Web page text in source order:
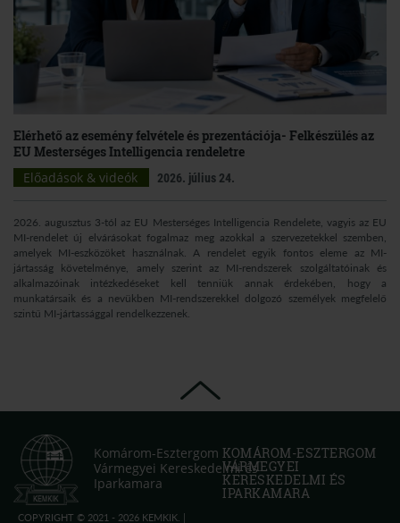
Elérhető az esemény felvétele és prezentációja- Felkészülés az
EU Mesterséges Intelligencia rendeletre
Előadások & videók
2026. július 24.
2026. augusztus 3-tól az EU Mesterséges Intelligencia Rendelete, vagyis az EU
MI-rendelet új elvárásokat fogalmaz meg azokkal a szervezetekkel szemben,
amelyek MI-eszközöket használnak. A rendelet egyik fontos eleme az MI-
jártasság követelménye, amely szerint az MI-rendszerek szolgáltatóinak és
alkalmazóinak intézkedéseket kell tenniük annak érdekében, hogy a
munkatársaik és a nevükben MI-rendszerekkel dolgozó személyek megfelelő
szintű MI-jártassággal rendelkezzenek.
Komárom-Esztergom
Vármegyei Kereskedelmi és
Iparkamara
COPYRIGHT © 2021 - 2026 KEMKIK. |
KOMÁROM-ESZTERGOM
VÁRMEGYEI
KERESKEDELMI ÉS
IPARKAMARA